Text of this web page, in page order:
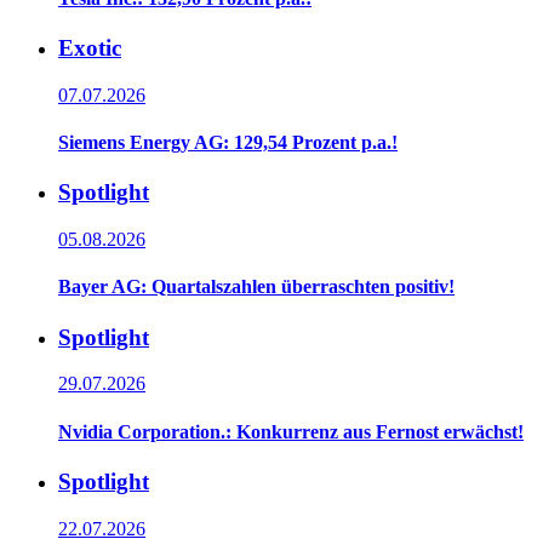
Exotic
07.07.2026
Siemens Energy AG: 129,54 Prozent p.a.!
Spotlight
05.08.2026
Bayer AG: Quartalszahlen überraschten positiv!
Spotlight
29.07.2026
Nvidia Corporation.: Konkurrenz aus Fernost erwächst!
Spotlight
22.07.2026